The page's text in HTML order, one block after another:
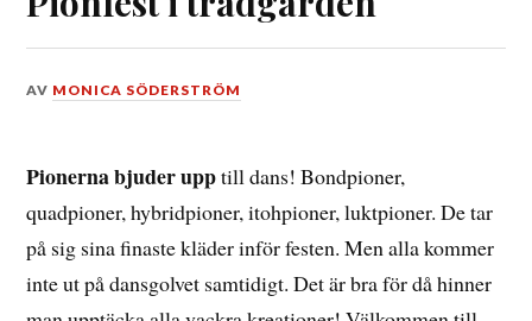
DEN
2019
AV MONICA SÖDERSTRÖM
Pionerna bjuder upptill dans! Bondpioner,
quadpioner, hybridpioner, itohpioner, luktpioner. De tar
på sig sina finaste kläder inför festen. Men alla kommer
inte ut på dansgolvet samtidigt. Det är bra för då hinner